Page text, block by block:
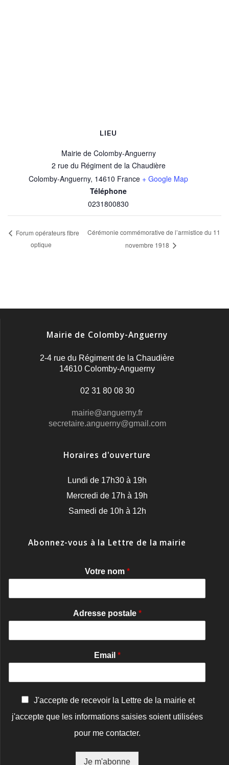
LIEU
Mairie de Colomby-Anguerny
2 rue du Régiment de la Chaudière
Colomby-Anguerny, 14610 France + Google Map
Téléphone
0231800830
Forum opérateurs fibre
optique
Cérémonie commémorative de l’armistice du 11
novembre 1918
Mairie de Colomby-Anguerny
2-4 rue du Régiment de la Chaudière
14610 Colomby-Anguerny
02 31 80 08 30
mairie@anguerny.fr
secretaire.anguerny@gmail.com
Horaires d'ouverture
Lundi de 17h30 à 19h
Mercredi de 17h à 19h
Samedi de 10h à 12h
Abonnez-vous à la Lettre de la mairie
Votre nom *
Adresse postale *
Email *
n
J'accepte de recevoir la Lettre de la mairie et
j'accepte que les informations saisies soient utilisées
pour me contacter.
Je m'abonne